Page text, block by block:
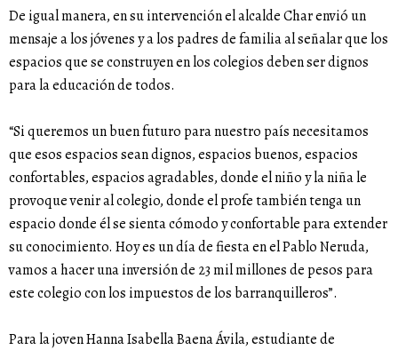
De igual manera, en su intervención el alcalde Char envió un
mensaje a los jóvenes y a los padres de familia al señalar que los
espacios que se construyen en los colegios deben ser dignos
para la educación de todos.
“Si queremos un buen futuro para nuestro país necesitamos
que esos espacios sean dignos, espacios buenos, espacios
confortables, espacios agradables, donde el niño y la niña le
provoque venir al colegio, donde el profe también tenga un
espacio donde él se sienta cómodo y confortable para extender
su conocimiento. Hoy es un día de fiesta en el Pablo Neruda,
vamos a hacer una inversión de 23 mil millones de pesos para
este colegio con los impuestos de los barranquilleros”.
Para la joven Hanna Isabella Baena Ávila, estudiante de